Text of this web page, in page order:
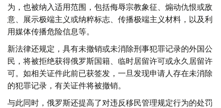
为，也被纳入适用范围，包括侮辱宗教象征、煽动仇恨或敌
意、展示极端主义或纳粹标志、传播极端主义材料，以及利
用媒体传播危险信息等。
新法律还规定，具有未撤销或未消除刑事犯罪记录的外国公
民，将被拒绝获得俄罗斯国籍、临时居留许可或永久居留许
可。如相关证件此前已获签发，一旦发现申请人存在未消除
的犯罪记录，有关证件将被撤销。
与此同时，俄罗斯还提高了对违反移民管理规定行为的处罚